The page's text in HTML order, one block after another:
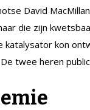
David
die zijn
kon
twee heren